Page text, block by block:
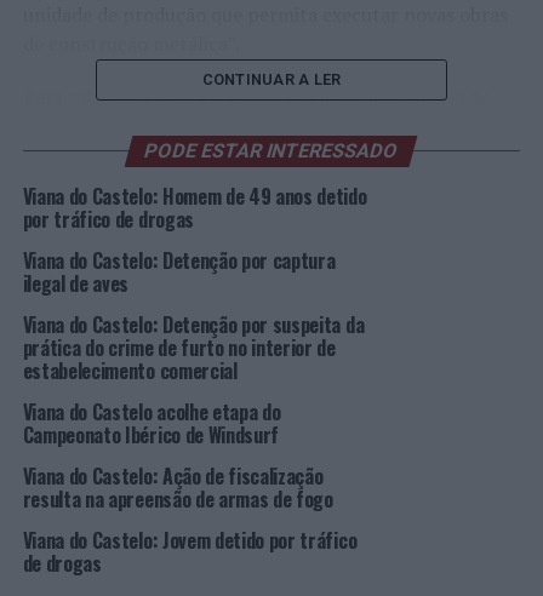
Para tal, a empresa pretende adquirir uma parcela de
rondará os 10 milhões de euros “e dotará a empresa dos
meios necessários para a implementação do projeto,
assim como a aquisição do referido terreno pelo valor de
pagamento de IMT relativo à transmissão do direito de
propriedade no âmbito do Regime de Incentivos em
vigor.
Recorde-se que o Regime de Incentivos para 2022 prevê
a continuidade das reduções e isenções de taxas diversas.
Pela primeira vez, o regime prevê a isenção do valor
final das taxas administrativas e de urbanização e
edificação em operações urbanísticas / 1ª habitação
para jovens até aos 35 anos.
O regime inclui reduções e isenções de taxas para
CONTINUAR A LER
PODE ESTAR INTERESSADO
Viana do Castelo: Homem de 49 anos detido
por tráfico de drogas
Viana do Castelo: Detenção por captura
ilegal de aves
Viana do Castelo: Detenção por suspeita da
prática do crime de furto no interior de
estabelecimento comercial
Viana do Castelo acolhe etapa do
Campeonato Ibérico de Windsurf
Viana do Castelo: Ação de fiscalização
resulta na apreensão de armas de fogo
Viana do Castelo: Jovem detido por tráfico
de drogas